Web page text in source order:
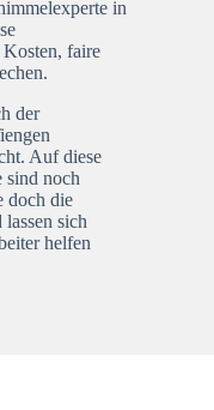
in
Kosten, faire
der
Auf diese
sind noch
doch die
sich
helfen